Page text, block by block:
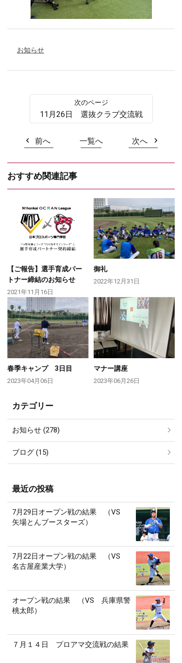
お知らせ
11月26日 選抜クラブ交流戦
前へ 一覧へ 次へ
おすすめ関連記事
【ご報告】選手育成パー
トナー締結のお知らせ
2021年11月16日
御礼
2022年12月31日
春季キャンプ 3日目
2023年04月06日
マナー講座
2023年06月26日
カテゴリー
お知らせ (278)
ブログ (15)
最近の投稿
7月29日オープン戦の結果 （VS
矢場とんブースターズ）
7月22日オープン戦の結果 （VS
名古屋産業大学）
オープン戦の結果 （VS 兵庫県警
桃太郎）
７月１４日 プロアマ交流戦の結果